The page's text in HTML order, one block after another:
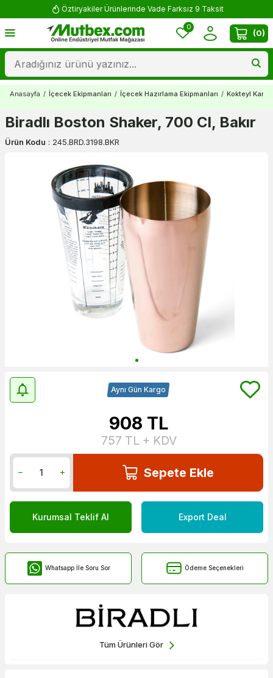
Öztiryakiler Ürünlerinde Vade Farksız 9 Taksit
0
(0)
Anasayfa / İçecek Ekipmanları / İçecek Hazırlama Ekipmanları / Kokteyl
Biradlı Boston Shaker, 700 Cl, Bakır
Ürün Kodu : 245.BRD.3198.BKR
Aynı Gün Kargo
908 TL
757 TL + KDV
Sepete Ekle
Kurumsal Teklif Al Export Deal
Whatsapp İle Soru Sor Ödeme Seçenekleri
Tüm Ürünleri Gör